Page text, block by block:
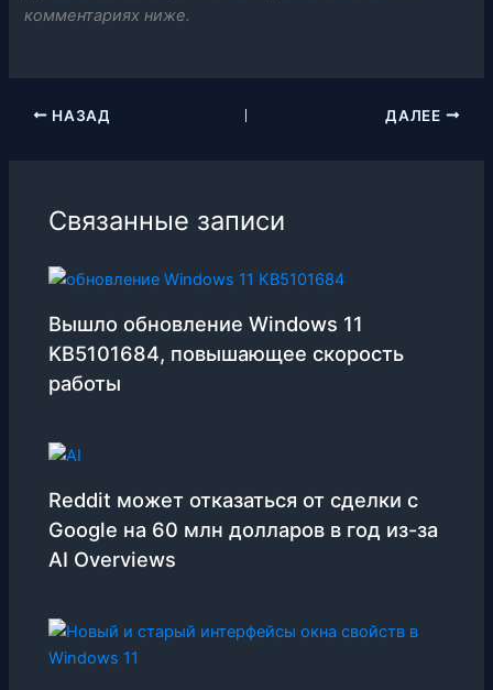
комментариях ниже.
НАЗАД ДАЛЕЕ
Связанные записи
Вышло обновление Windows 11
KB5101684, повышающее скорость
работы
Reddit может отказаться от сделки с
Google на 60 млн долларов в год из-за
AI Overviews